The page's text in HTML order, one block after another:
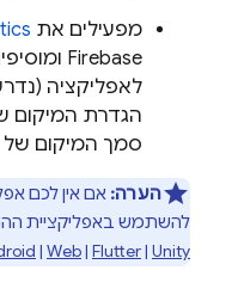
מפעילים את
לאפליקציה
הגדרת המיקום
סמך המיקום של
הערה: אם אין לכם
להשתמש באפליקציית
| Web| Flutter| Unity